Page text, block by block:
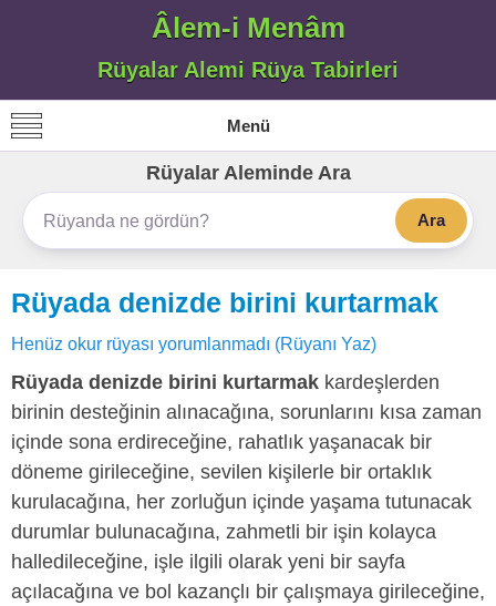
Âlem-i Menâm
Rüyalar Alemi Rüya Tabirleri
Menü
Rüyalar Aleminde Ara
Ara
Rüyada denizde birini kurtarmak
Henüz okur rüyası yorumlanmadı (Rüyanı Yaz)
Rüyada denizde birini kurtarmak kardeşlerden
birinin desteğinin alınacağına, sorunlarını kısa zaman
içinde sona erdireceğine, rahatlık yaşanacak bir
döneme girileceğine, sevilen kişilerle bir ortaklık
kurulacağına, her zorluğun içinde yaşama tutunacak
durumlar bulunacağına, zahmetli bir işin kolayca
halledileceğine, işle ilgili olarak yeni bir sayfa
açılacağına ve bol kazançlı bir çalışmaya girileceğine,